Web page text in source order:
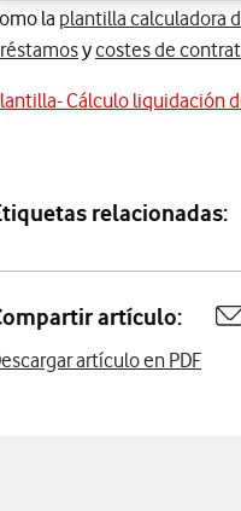
la plantilla calculadora
ycostes de
Cálculo liquidación
relacionadas:
artículo:
artículo en PDF